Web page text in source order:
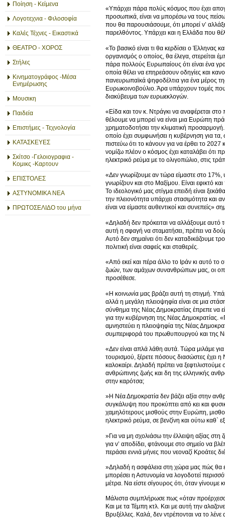
Ποίηση - Κείμενα
Λογοτεχνια - Φιλοσοφία
Καλές Τέχνες - Εικαστικά
ΘΕΑΤΡΟ - ΧΟΡΟΣ
Στήλες
Κινηματογράφος -Μέσα
Ενημέρωσης
Μουσικη
Παιδεία
Επιστήμες - Τεχνολογία
ΚΑΤΑΣΚΕΥΕΣ
Σκίτσο -Γελοιογραφια -
Κομικς -Καρτουν
ΕΠΙΣΤΟΛΕΣ
ΑΣΤΥΝΟΜΙΚΑ ΝΕΑ
ΠΡΩΤΟΣΕΛΙΔΟ του μήνα
«Υπάρχει πάρα πολύς κόσμος που έχει
προσωπικά, είναι να μπορέσω να τους
που θα παρουσιάσουμε, ότι μπορεί ν’
παρελθόντος. Υπάρχει και η Ελλάδα που
«Το βασικό είναι τι θα κερδίσει ο
οργανισμός ο οποίος, θα έλεγα, στερείται
πάρα πολλούς Ευρωπαίους ότι είναι ένα
οποία θέλει να επηρεάσουν οδηγίες και
πανευρωπαϊκά ψηφοδέλτια για ένα μέρος
Ευρωκοινοβούλιο. Άρα υπάρχουν τομές
διακύβευμα των ευρωεκλογών.
«Είδα και τον κ. Ντράγκι να αναφέρεται
θέλουμε να μπορεί να είναι μια Ευρώπη
χρηματοδοτήσει την κλιματική
οποίο έχει συμφωνήσει η κυβέρνηση για
πιστεύω ότι το κάνουν για να έρθει το
νομίζω πλέον ο κόσμος έχει καταλάβει ότι
ηλεκτρικό ρεύμα με το ολιγοπώλιο, στις
«Δεν γνωρίζουμε αν τώρα είμαστε στο
γνωρίζουν και στο Μαξίμου. Είναι εφικτό
Το ιδεολογικό μας στίγμα επειδή είναι
την πλειονότητα υπάρχει στασιμότητα και
είναι να είμαστε αυθεντικοί και συνεπείς»
«Δηλαδή δεν πρόκειται να αλλάξουμε αυτό
αυτή η σφαγή να σταματήσει, πρέπει να
Αυτό δεν σημαίνει ότι δεν καταδικάζουμε
πολιτική είναι σαφείς και σταθερές.
«Από εκεί και πέρα άλλο το Ιράν κι αυτό το
ζωών, των αμάχων συνανθρώπων μας, οι
προσέθεσε.
«Η κοινωνία μας βράζει αυτή τη στιγμή.
αλλά η μεγάλη πλειοψηφία είναι σε μια
σύνθημα της Νέας Δημοκρατίας έπρεπε να
για την κυβέρνηση της Νέας Δημοκρατίας.
αμνηστεύει η πλειοψηφία της Νέας
συμπεριφορά του πρωθυπουργού και της
«Δεν είναι απλά λάθη αυτά. Τώρα μιλάμε
τουρισμού, ξέρετε πόσους διασώστες έχει
καλοκαίρι. Δηλαδή πρέπει να
ανθρώπινης ζωής και δη της ελληνικής
στην καρότσα;
»Η Νέα Δημοκρατία δεν βάζει αξία στην
συγκάλυψη που προκύπτει από κει και
χαμηλότερους μισθούς στην Ευρώπη,
ηλεκτρικό ρεύμα, σε βενζίνη και ούτω καθ`
»Για να μη σχολιάσω την έλλειψη αξίας στη
για ν’ αποδίδει, φτάνουμε στο σημείο να
περάσει εννιά μήνες που νεοναζί Κροάτες
»Δηλαδή η ασφάλεια στη χώρα μας πώς θα
μπορέσει η Αστυνομία να λογοδοτεί
μέτρα. Να είστε σίγουρος ότι, όταν
Μάλιστα συμπλήρωσε πως «όταν προέρχεσαι
Και με τα Τέμπη κτλ. Και με αυτή την
Βρυξέλλες. Καλά, δεν ντρέπονται να το